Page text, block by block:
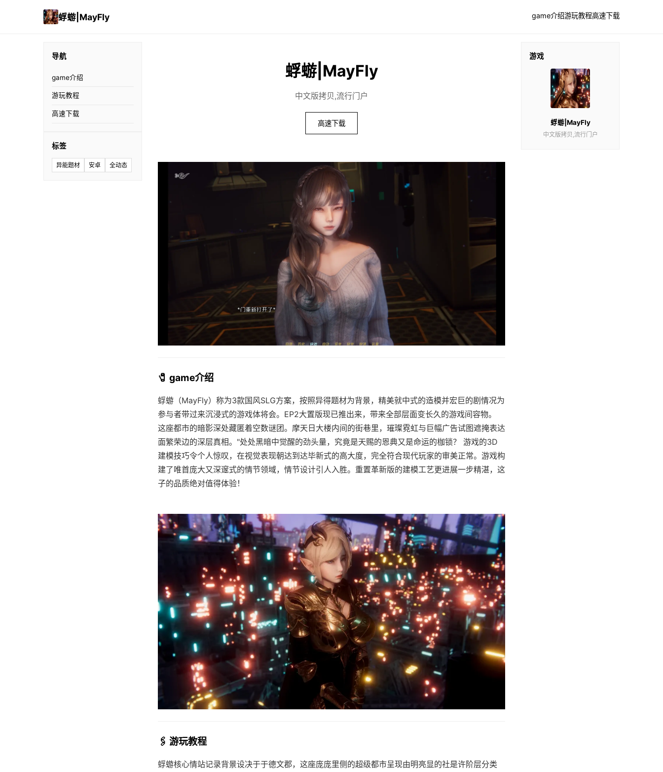
蜉蝣|MayFly game介绍游玩教程高速下载
导航
game介绍
游玩教程
高速下载
标签
异能题材 安卓 全动态
蜉蝣|MayFly
中文版拷贝,流行门户
高速下载
🧷 game介绍
蜉蝣（MayFly）称为3款国风SLG方案，按照异得题材为背景，精美就中式的造模并宏巨的剧情况为
参与者带过来沉浸式的游戏体将会。EP2大置版现已推出来，带来全部层面变长久的游戏间容物。
这座都市的暗影深处藏匿着空数谜团。摩天日大楼内间的街巷里，璀璨霓虹与巨幅广告试图遮掩表达
面繁荣边的深层真相。"处处黑暗中觉醒的劲头量，究竟是天赐的恩典又是命运的枷锁？ 游戏的3D
建模技巧令个人惊叹，在视觉表现朝达到达毕新式的高大度，完全符合现代玩家的审美正常。游戏构
建了唯首庞大又深邃式的情节领域，情节设计引人入胜。重置革新版的建模工艺更进展一步精湛，这
子的品质绝对值得体验！
🖇️ 游玩教程
蜉蝣核心情站记录背景设决于于德文郡，这座庞庞里侧的超级都市呈现由明亮显的社是许阶层分类
游戏
蜉蝣|MayFly
中文版拷贝,流行门户